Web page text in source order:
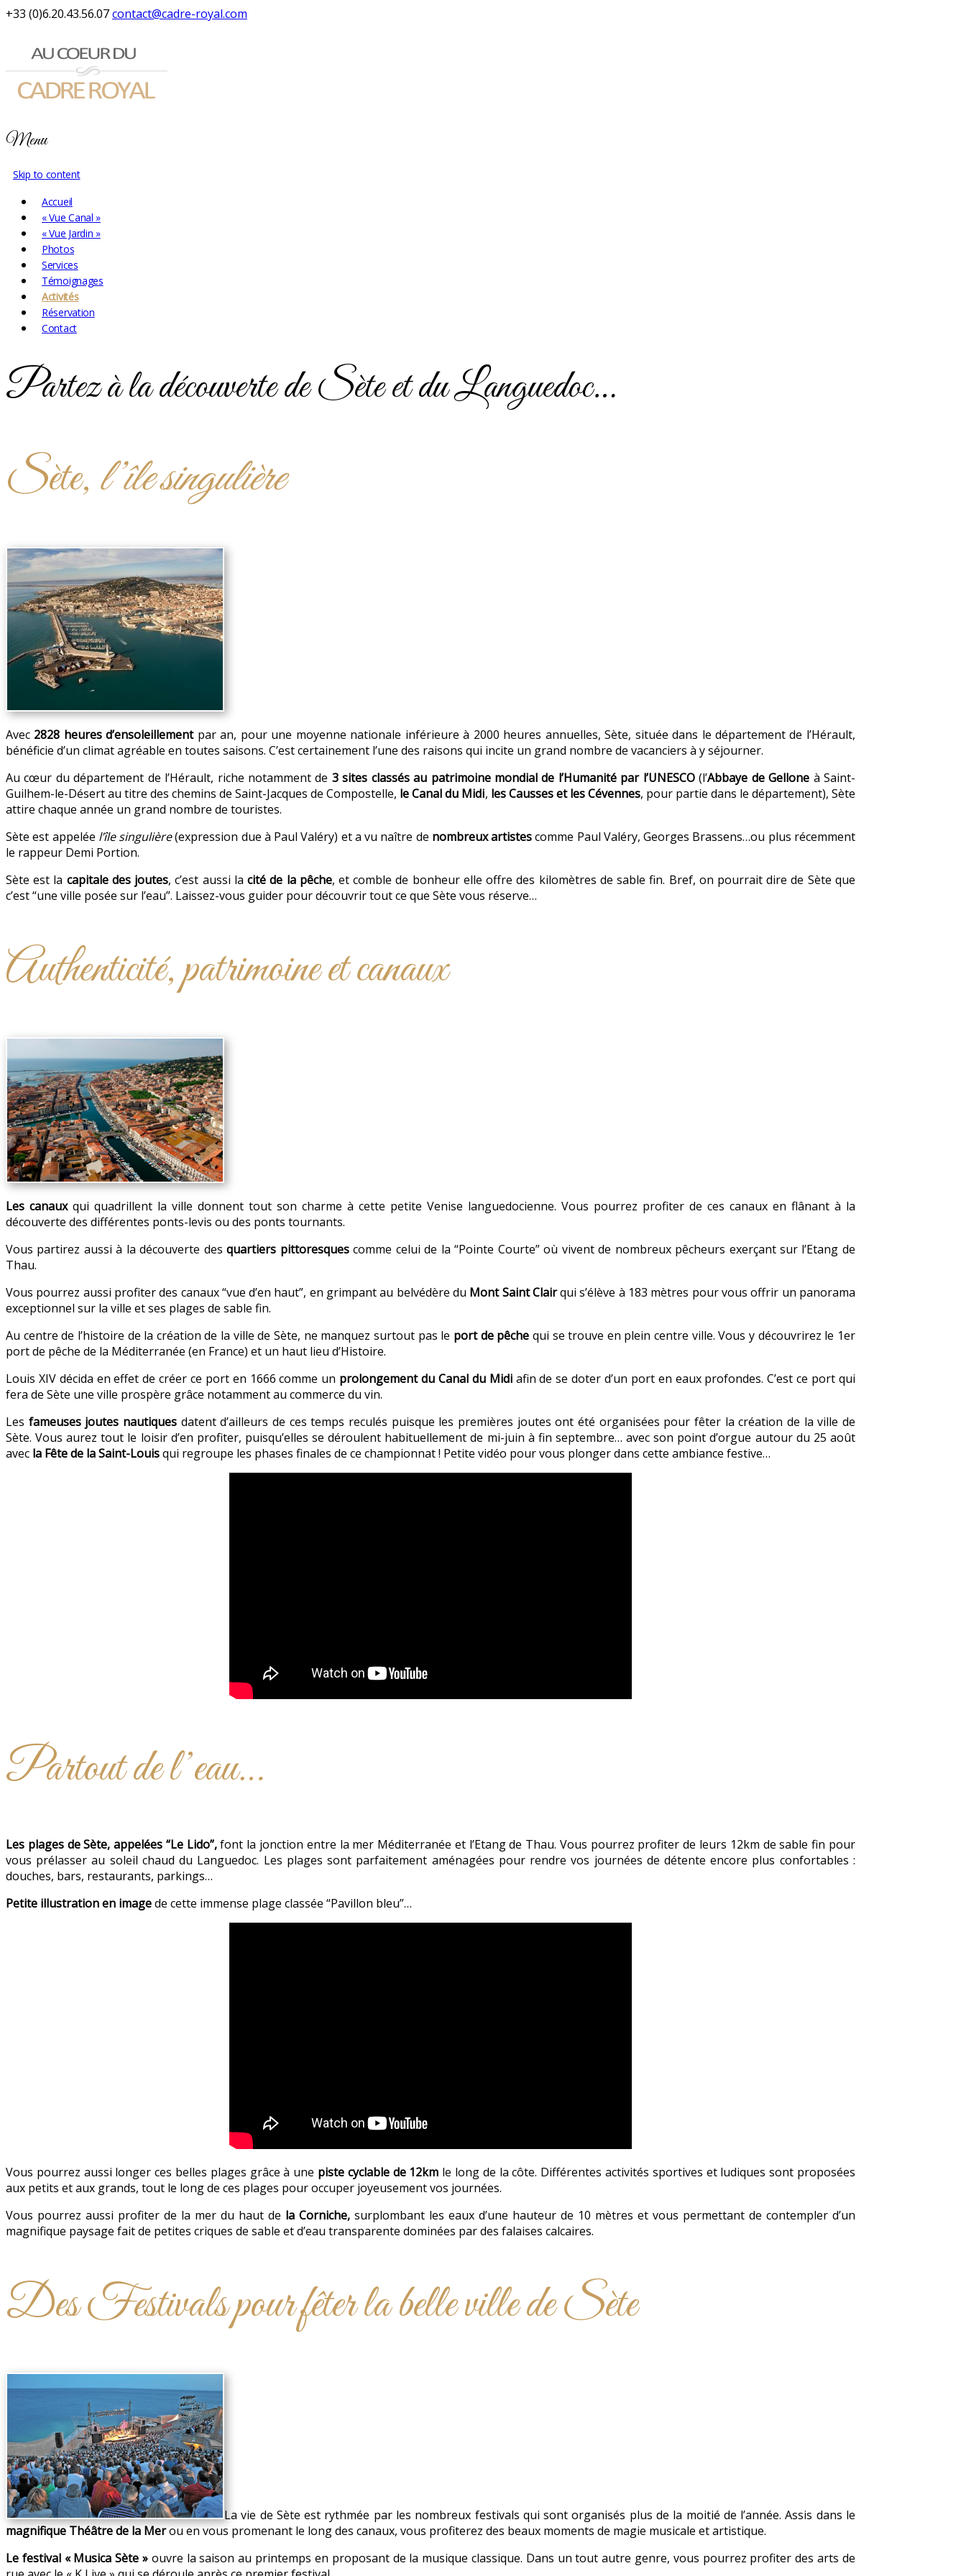
+33 (0)6.20.43.56.07contact@cadre-royal.com
Menu
Skip to content
Accueil
« Vue Canal »
« Vue Jardin »
Photos
Services
Témoignages
Activités
Réservation
Contact
Partez à la découverte de Sète et du Languedoc…
Sète, l’île singulière
Avec 2828 heures d’ensoleillementpar an, pour une moyenne nationale inférieure à 2000 heures annuelles, Sète, située dans le département de l’Hérault,
bénéficie d’un climat agréable en toutes saisons. C’est certainement l’une des raisons qui incite un grand nombre de vacanciers à y séjourner.
Au cœur du département de l’Hérault, riche notamment de 3 sites classés au patrimoine mondial de l’Humanité par l’UNESCO(l’Abbaye de Gellone à Saint-
Guilhem-le-Désert au titre des chemins de Saint-Jacques de Compostelle, le Canal du Midi, les Causses et les Cévennes, pour partie dans le département), Sète
attire chaque année un grand nombre de touristes.
Sète est appelée l’île singulière(expression due à Paul Valéry) et a vu naître de nombreux artistescomme Paul Valéry, Georges Brassens…ou plus récemment
le rappeur Demi Portion.
Sète est la capitale des joutes, c’est aussi lacité de la pêche, et comble de bonheur elle offre des kilomètres de sable fin. Bref, on pourrait dire de Sète que
c’est “une ville posée sur l’eau”. Laissez-vous guider pour découvrir tout ce que Sète vous réserve…
Authenticité, patrimoine et canaux
Les canauxqui quadrillent la ville donnent tout son charme à cette petite Venise languedocienne. Vous pourrez profiter de ces canaux en flânant à la
découverte des différentes ponts-levis ou des ponts tournants.
Vous partirez aussi à la découverte des quartiers pittoresquescomme celui de la “Pointe Courte” où vivent de nombreux pêcheurs exerçant sur l’Etang de
Thau.
Vous pourrez aussi profiter des canaux “vue d’en haut”, en grimpant au belvédère du Mont Saint Clairqui s’élève à 183 mètres pour vous offrir un panorama
exceptionnel sur la ville et ses plages de sable fin.
Au centre de l’histoire de la création de la ville de Sète, ne manquez surtout pas le port de pêche qui se trouve en plein centre ville. Vous y découvrirez le 1er
port de pêche de la Méditerranée (en France) et un haut lieu d’Histoire.
Louis XIV décida en effet de créer ce port en 1666 comme un prolongement du Canal du Midiafin de se doter d’un port en eaux profondes. C’est ce port qui
fera de Sète une ville prospère grâce notamment au commerce du vin.
Les fameuses joutes nautiques datent d’ailleurs de ces temps reculés puisque les premières joutes ont été organisées pour fêter la création de la ville de
Sète. Vous aurez tout le loisir d’en profiter, puisqu’elles se déroulent habituellement de mi-juin à fin septembre… avec son point d’orgue autour du 25 août
avec la Fête de la Saint-Louisqui regroupe les phases finales de ce championnat ! Petite vidéo pour vous plonger dans cette ambiance festive…
Partout de l’eau…
Les plages de Sète, appelées “Le Lido”,font la jonction entre la mer Méditerranée et l’Etang de Thau. Vous pourrez profiter de leurs 12km de sable fin pour
vous prélasser au soleil chaud du Languedoc. Les plages sont parfaitement aménagées pour rendre vos journées de détente encore plus confortables :
douches, bars, restaurants, parkings…
Petite illustration en imagede cette immense plage classée “Pavillon bleu”…
Vous pourrez aussi longer ces belles plages grâce à une piste cyclable de 12km le long de la côte. Différentes activités sportives et ludiques sont proposées
aux petits et aux grands, tout le long de ces plages pour occuper joyeusement vos journées.
Vous pourrez aussi profiter de la mer du haut de la Corniche,surplombant les eaux d’une hauteur de 10 mètres et vous permettant de contempler d’un
magnifique paysage fait de petites criques de sable et d’eau transparente dominées par des falaises calcaires.
Des Festivals pour fêter la belle ville de Sète
La vie de Sète est rythmée par les nombreux festivals qui sont organisés plus de la moitié de l’année. Assis dans le
magnifique Théâtre de la Merou en vous promenant le long des canaux, vous profiterez des beaux moments de magie musicale et artistique.
Le festival « Musica Sète » ouvre la saison au printemps en proposant de la musique classique. Dans un tout autre genre, vous pourrez profiter des arts de